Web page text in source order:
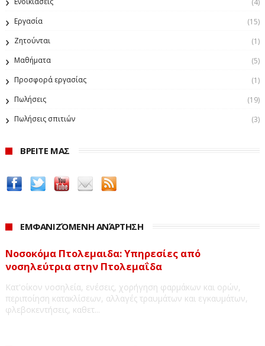
(4)
Εργασία
(15)
Ζητούνται
(1)
Μαθήματα
(5)
Προσφορά εργασίας
(1)
Πωλήσεις
(19)
Πωλήσεις σπιτιών
(3)
ΒΡΕΙΤΕ ΜΑΣ
ΕΜΦΑΝΙΖΌΜΕΝΗ ΑΝΆΡΤΗΣΗ
Νοσοκόμα Πτολεμαιδα: Υπηρεσίες από
νοσηλεύτρια στην Πτολεμαΐδα
Κατ'οίκον νοσηλεία, ενέσεις, χορήγηση φαρμάκων και ορών,
περιποίηση κατακλίσεων, αλλαγές τραυμάτων και εγκαυμάτων,
φλεβοκεντήσεις, καθετ...